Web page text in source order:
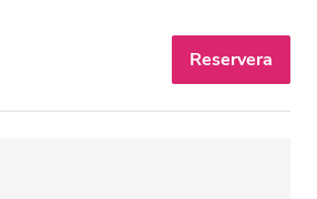
Reservera